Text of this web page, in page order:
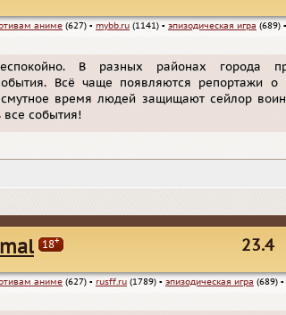
аниме (627) ▪ mybb.ru (1141) ▪ эпизодическая игра (689) ▪
В разных районах города
Всё чаще появляются репортажи о
время людей защищают сейлор
все события!
18+ 23.4
аниме (627) ▪ rusff.ru (1789) ▪ эпизодическая игра (689) ▪